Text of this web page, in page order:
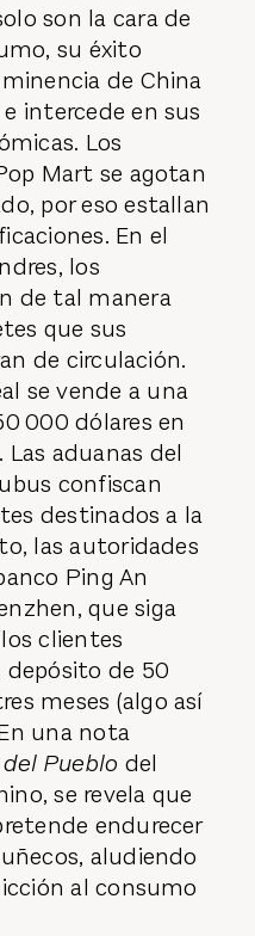
son la cara de
su éxito
de China
intercede en sus
Los
Mart se agotan
por eso estallan
En el
los
de tal manera
que sus
de circulación.
se vende a una
000 dólares en
aduanas del
confiscan
destinados a la
las autoridades
Ping An
que siga
clientes
de 50
meses (algo así
una nota
Pueblo del
se revela que
endurecer
aludiendo
al consumo